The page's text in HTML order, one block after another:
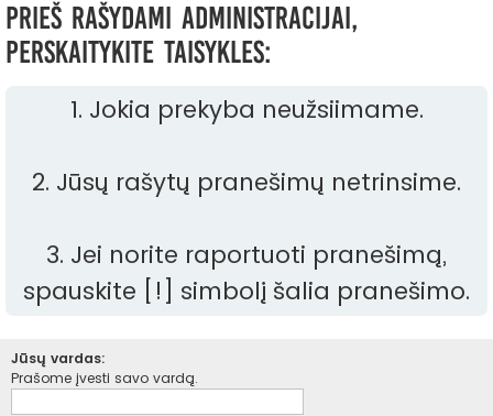
Prieš rašydami administracijai,
perskaitykite taisykles:
1. Jokia prekyba neužsiimame.
2. Jūsų rašytų pranešimų netrinsime.
3. Jei norite raportuoti pranešimą,
spauskite [!] simbolį šalia pranešimo.
Jūsų vardas:
Prašome įvesti savo vardą.